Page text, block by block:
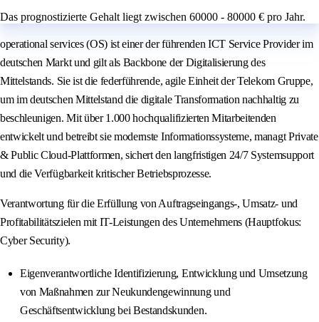
Das prognostizierte Gehalt liegt zwischen 60000 - 80000 € pro Jahr.
operational services (OS) ist einer der führenden ICT Service Provider im
deutschen Markt und gilt als Backbone der Digitalisierung des
Mittelstands. Sie ist die federführende, agile Einheit der Telekom Gruppe,
um im deutschen Mittelstand die digitale Transformation nachhaltig zu
beschleunigen. Mit über 1.000 hochqualifizierten Mitarbeitenden
entwickelt und betreibt sie modernste Informationssysteme, managt Private
& Public Cloud-Plattformen, sichert den langfristigen 24/7 Systemsupport
und die Verfügbarkeit kritischer Betriebsprozesse.
Verantwortung für die Erfüllung von Auftragseingangs-, Umsatz- und
Profitabilitätszielen mit IT-Leistungen des Unternehmens (Hauptfokus:
Cyber Security).
Eigenverantwortliche Identifizierung, Entwicklung und Umsetzung
von Maßnahmen zur Neukundengewinnung und
Geschäftsentwicklung bei Bestandskunden.